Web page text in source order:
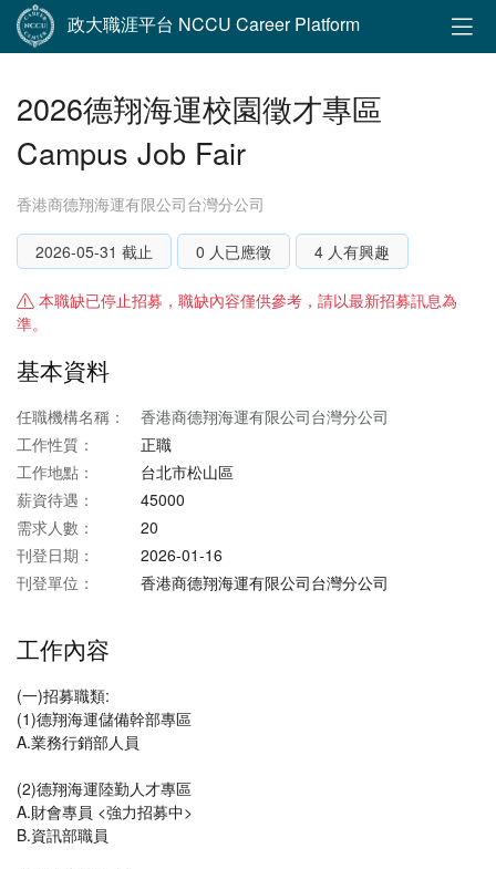
政大職涯平台 NCCU Career Platform
2026德翔海運校園徵才專區
Campus Job Fair
香港商德翔海運有限公司台灣分公司
2026-05-31 截止 0 人已應徵 4 人有興趣
本職缺已停止招募，職缺內容僅供參考，請以最新招募訊息為
準。
基本資料
任職機構名稱：
香港商德翔海運有限公司台灣分公司
工作性質：
正職
工作地點：
台北市松山區
薪資待遇：
45000
需求人數：
20
刊登日期：
2026-01-16
刊登單位：
香港商德翔海運有限公司台灣分公司
工作內容
(一)招募職類:
(1)德翔海運儲備幹部專區
A.業務行銷部人員
(2)德翔海運陸勤人才專區
A.財會專員 <強力招募中>
B.資訊部職員